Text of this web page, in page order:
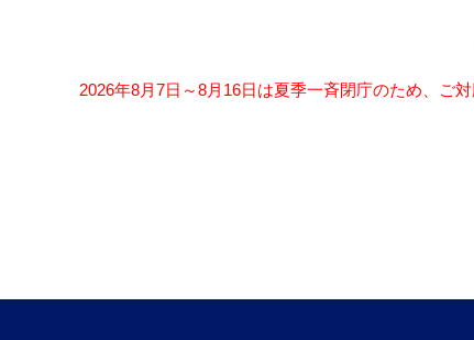
2026年8月7日～8月16日は夏季一斉閉庁のため、ご